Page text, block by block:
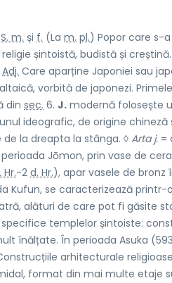
S. m. și f. (La m. pl.) Popor care s-
religie șintoistă, budistă și
Adj. Care aparține Japoniei sau
vorbită de japonezi.
din sec. 6. J. modernă folosește
ideografic, de origine
la dreapta la stânga. ◊ Arta j. =
Jōmon, prin vase de
Hr.-2 d. Hr.), apar vasele de
Kufun, se caracterizează
alături de care pot fi găsite
templelor șintoiste:
înălțate. În perioada Asuka
arhitecturale
format din mai multe etaje